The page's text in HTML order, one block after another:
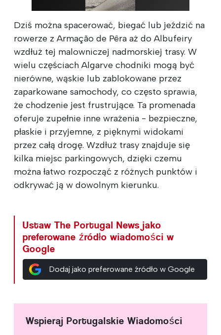
Dziś można spacerować, biegać lub jeździć na
rowerze z Armação de Pêra aż do Albufeiry
wzdłuż tej malowniczej nadmorskiej trasy. W
wielu częściach Algarve chodniki mogą być
nierówne, wąskie lub zablokowane przez
zaparkowane samochody, co często sprawia,
że chodzenie jest frustrujące. Ta promenada
oferuje zupełnie inne wrażenia - bezpieczne,
płaskie i przyjemne, z pięknymi widokami
przez całą drogę. Wzdłuż trasy znajduje się
kilka miejsc parkingowych, dzięki czemu
można łatwo rozpocząć z różnych punktów i
odkrywać ją w dowolnym kierunku.
Ustaw The Portugal News jako
preferowane źródło wiadomości w
Google
Dodaj jako preferowane źródło w Google
Wspieraj Portugalskie Wiadomości